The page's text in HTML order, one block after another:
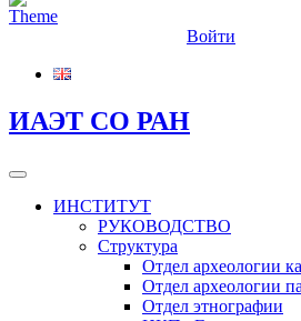
Войти
ИАЭТ СО РАН
ИНСТИТУТ
РУКОВОДСТВО
Структура
Отдел археологии
Отдел археологии
Отдел этнографии